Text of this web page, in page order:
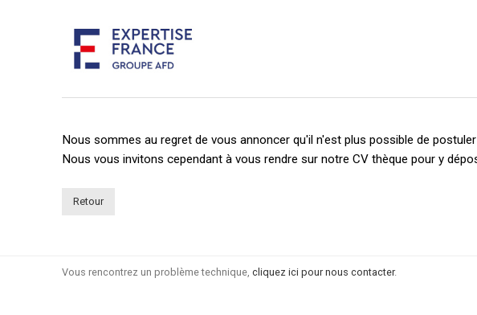
Nous sommes au regret de vous annoncer qu'il n'est plus possible de
Nous vous invitons cependant à vous rendre sur notre CV thèque pour y
Retour
Vous rencontrez un problème technique, cliquez ici pour nous contacter.